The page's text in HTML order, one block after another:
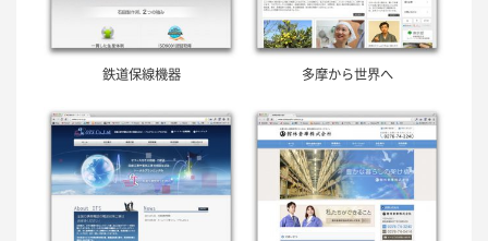
鉄道保線機器 多摩から世界へ